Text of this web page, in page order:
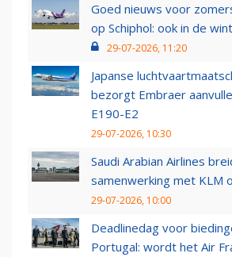
Goed nieuws voor
op Schiphol: ook in de
29-07-2026, 11:20
Japanse
bezorgt Embraer
E190-E2
29-07-2026, 10:30
Saudi Arabian Airlines
samenwerking met KLM
29-07-2026, 10:00
Deadlinedag voor
Portugal: wordt het Air